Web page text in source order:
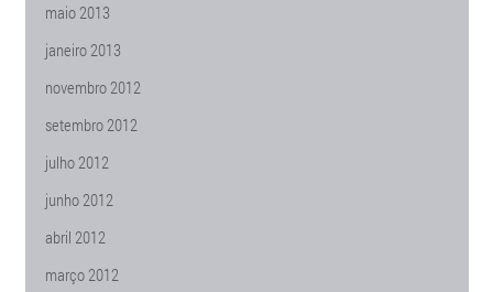
maio 2013
janeiro 2013
novembro 2012
setembro 2012
julho 2012
junho 2012
abril 2012
março 2012